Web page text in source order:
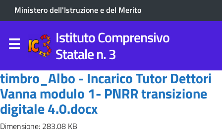
Ministero dell'Istruzione e del Merito
Istituto Comprensivo
Statale n. 3
timbro_Albo - Incarico Tutor Dettori
Vanna modulo 1- PNRR transizione
digitale 4.0.docx
Dimensione: 283.08 KB